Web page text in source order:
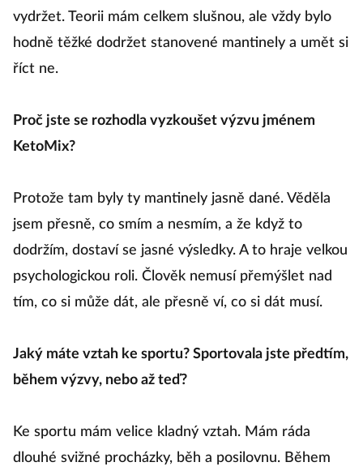
vydržet. Teorii mám celkem slušnou, ale vždy bylo
hodně těžké dodržet stanovené mantinely a umět si
říct ne.
Proč jste se rozhodla vyzkoušet výzvu jménem
KetoMix?
Protože tam byly ty mantinely jasně dané. Věděla
jsem přesně, co smím a nesmím, a že když to
dodržím, dostaví se jasné výsledky. A to hraje velkou
psychologickou roli. Člověk nemusí přemýšlet nad
tím, co si může dát, ale přesně ví, co si dát musí.
Jaký máte vztah ke sportu? Sportovala jste předtím,
během výzvy, nebo až teď?
Ke sportu mám velice kladný vztah. Mám ráda
dlouhé svižné procházky, běh a posilovnu. Během